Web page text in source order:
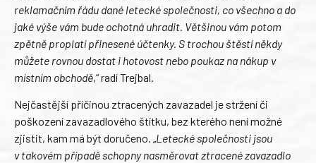
reklamačním řádu dané letecké společnosti, co všechno a do
jaké výše vám bude ochotná uhradit. Většinou vám potom
zpětně proplatí přinesené účtenky. S trochou štěstí někdy
můžete rovnou dostat i hotovost nebo poukaz na nákup v
místním obchodě,“ radí Trejbal.
Nejčastější příčinou ztracených zavazadel je stržení či
poškození zavazadlového štítku, bez kterého není možné
zjistit, kam má být doručeno. „Letecké společnosti jsou
v takovém případě schopny nasměrovat ztracené zavazadlo